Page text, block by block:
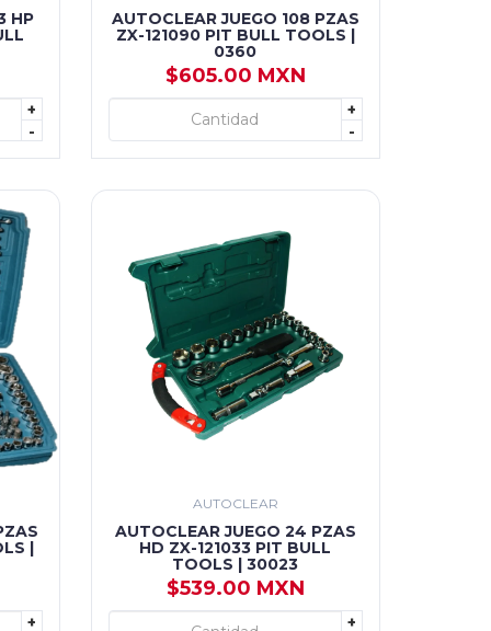
HP
+
-
AUTOCLEAR JUEGO 108 PZAS
ZX-121090 PIT BULL TOOLS |
0360
$605.00 MXN
+
-
+ AGREGAR
|
+
AUTOCLEAR
AUTOCLEAR JUEGO 24 PZAS
HD ZX-121033 PIT BULL
TOOLS | 30023
$539.00 MXN
+